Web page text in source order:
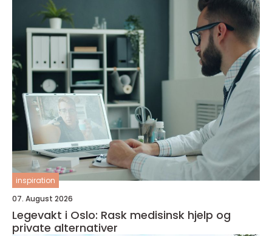
inspiration
07. August 2026
Legevakt i Oslo: Rask medisinsk hjelp og
private alternativer